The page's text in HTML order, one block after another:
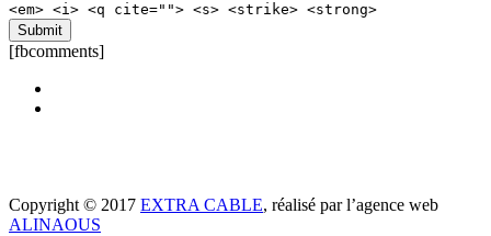
<em> <i> <q cite=""> <s> <strike> <strong>
[fbcomments]
Copyright © 2017 EXTRA CABLE, réalisé par l’agence web
ALINAOUS